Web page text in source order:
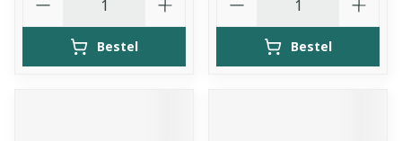
Bestel Bestel